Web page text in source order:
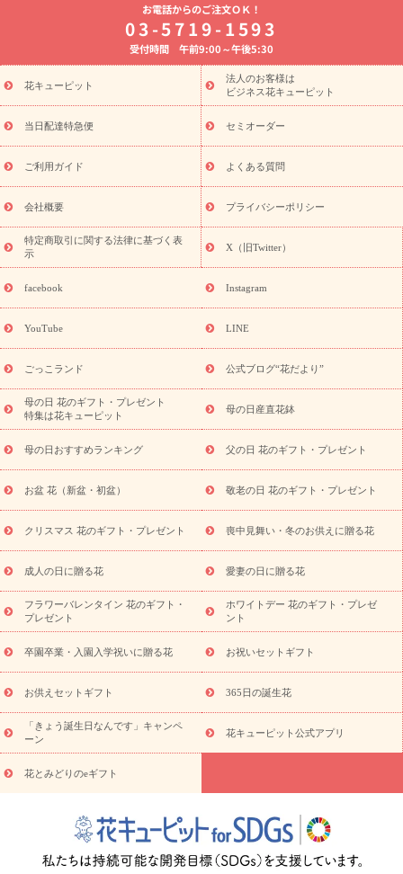
8月の誕生花(トルコキキョウ)
開店・開業祝い
お供え・お悔やみ お供え・お悔やみの花
通夜・葬儀に贈る花 胡蝶蘭・花鉢
ーブドフラワー
季節のイベント
ひまわり ギフト・プレゼント
特集
お盆 花（新盆・初盆） 季節のイベント
お盆 花（新
盆・初盆）
お盆 花（新盆・初盆）
お盆・お供え 花とセットギ
フト
お盆・お供え プリザーブドフラワー
ひまわり ギフト・プ
レゼント特集
夏の花贈り・お中元・暑中見舞い 花のギフト特集
敬老の日におくる花ギフト・プレゼント特集
花ギフト・プレゼント特集
敬老の日 花のおすすめランキング
敬
老の日 花鉢植えのギフト・プレゼント特集
敬老の日 花とセットギ
フト・プレゼント特集
敬老の日の花 全てのギフト一覧
キャン
ペーン
映画『ウォーターガーディアンズ』コラボキャンペーン
「きょう誕生日なんです」キャンペーン
誕生日の花を探す
誕生日フラワーギフト 誕生日フラワーギフト特集
(トルコキキョウ)
9月の誕生花(リンドウ)
ら探す
お祝いの花特集 当日配達特急便 お祝い商品一覧
念日
結婚祝い 出産祝い 退院祝い・快気祝い
寿祝い
プチギフト ペットのお祝いフラワー
供え・お悔やみ商品一覧
お供え・お悔やみの花
四十九日法要以
お供え プリザーブドフラワー
ペットのお供えフラワー
お盆（新
盆・初盆）
その他 お祝い返し お見舞い
お取り寄せギフト
ビジネス用
ご自宅用 観葉植物 ミディ胡蝶蘭
プリザーブ
ドフラワー
スタイルから探す アレンジメント 花束
スタ
ンド花
お祝い お供え・お悔やみ 胡蝶蘭 胡蝶蘭・花鉢
ディ胡蝶蘭・お祝い
ミディ胡蝶蘭・お供え
世界初の青色胡蝶蘭
観葉植物
観葉植物 産直多肉植物
プリザーブドフラワー
お祝い
お供え・お悔やみ 花とセットギフト
セミオーダー
プチギフト（hanamore -ハナモア-）
花とみどりのeギフト
キューピットのeGfit
カラー ピンク イエローオレンジ
レッ
ド
お花の種類 トルコキキョウ
お祝い お祝い・3000円～ お祝い・4000円～
お祝い・
5000円～
お祝い・7000円～ お祝い・ 10000円～
お供え・お
悔やみ
円～
お供え・お悔やみ・
いのマナー
定年退職祝いのマナー
お祝いを贈るときのマナー・
花キューピットのお祝いコラム一覧
誕生日のお花を「色
彩心理学」で選ぶ方法
結婚祝いの予算相場
出産祝いお役立ち情
お電話からのご注文ＯＫ！
03-5719-1593
受付時間 午前9:00～午後5:30
花キューピット
法人のお客様は
ビジネス花キューピット
当日配達特急便 セミオーダー
ご利用ガイド よくある質問
会社概要 プライバシーポリシー
特定商取引に関する法律に基づく表
示
X（旧Twitter）
facebook Instagram
YouTube LINE
ごっこランド 公式ブログ“花だより”
母の日 花のギフト・プレゼント
特集は花キューピット
母の日産直花鉢
母の日おすすめランキング 父の日 花のギフト・プレゼント
お盆 花（新盆・初盆） 敬老の日 花のギフト・プレゼント
クリスマス 花のギフト・プレゼント 喪中見舞い・冬のお供えに贈る花
成人の日に贈る花 愛妻の日に贈る花
フラワーバレンタイン 花のギフト・
プレゼント
ホワイトデー 花のギフト・プレゼ
ント
卒園卒業・入園入学祝いに贈る花 お祝いセットギフト
お供えセットギフト 365日の誕生花
「きょう誕生日なんです」キャンペ
ーン
花キューピット公式アプリ
花とみどりのeギフト